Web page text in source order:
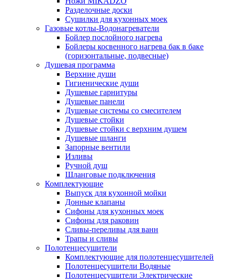
Разделочные доски
Сушилки для кухонных моек
Газовые котлы-Водонагреватели
Бойлер послойного нагрева
Бойлеры косвенного нагрева бак в баке
(горизонтальные, подвесные)
Душевая программа
Верхние души
Гигиенические души
Душевые гарнитуры
Душевые панели
Душевые системы со смесителем
Душевые стойки
Душевые стойки с верхним душем
Душевые шланги
Запорные вентили
Изливы
Ручной душ
Шланговые подключения
Комплектующие
Выпуск для кухонной мойки
Донные клапаны
Сифоны для кухонных моек
Сифоны для раковин
Сливы-переливы для ванн
Трапы и сливы
Полотенцесушители
Комплектующие для полотенцесушителей
Полотенцесушители Водяные
Полотенцесушители Электрические